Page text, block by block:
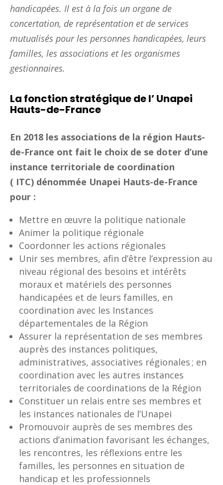
handicapées. Il est à la fois un organe de
concertation, de représentation et de services
mutualisés pour les personnes handicapées, leurs
familles, les associations et les organismes
gestionnaires.
La fonction stratégique de l’ Unapei
Hauts-de-France
En 2018 les associations de la région Hauts-
de-France ont fait le choix de se doter d’une
instance territoriale de coordination
( ITC) dénommée Unapei Hauts-de-France
pour :
Mettre en œuvre la politique nationale
Animer la politique régionale
Coordonner les actions régionales
Unir ses membres, afin d’être l’expression au
niveau régional des besoins et intérêts
moraux et matériels des personnes
handicapées et de leurs familles, en
coordination avec les Instances
départementales de la Région
Assurer la représentation de ses membres
auprès des instances politiques,
administratives, associatives régionales ; en
coordination avec les autres instances
territoriales de coordinations de la Région
Constituer un relais entre ses membres et
les instances nationales de l’Unapei
Promouvoir auprès de ses membres des
actions d’animation favorisant les échanges,
les rencontres, les réflexions entre les
familles, les personnes en situation de
handicap et les professionnels